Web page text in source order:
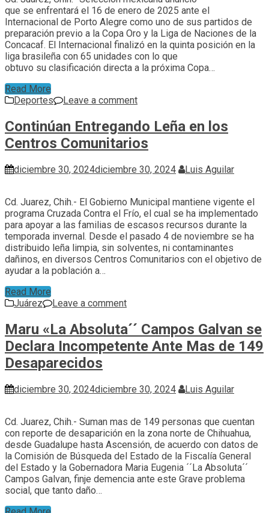
que se enfrentará el 16 de enero de 2025 ante el
Internacional de Porto Alegre como uno de sus partidos de
preparación previo a la Copa Oro y la Liga de Naciones de la
Concacaf. El Internacional finalizó en la quinta posición en la
liga brasileña con 65 unidades con lo que
obtuvo su clasificación directa a la próxima Copa…
Read More
Deportes
Leave a comment
Continúan Entregando Leña en los
Centros Comunitarios
diciembre 30, 2024diciembre 30, 2024 Luis Aguilar
Cd. Juarez, Chih.- El Gobierno Municipal mantiene vigente el
programa Cruzada Contra el Frío, el cual se ha implementado
para apoyar a las familias de escasos recursos durante la
temporada invernal. Desde el pasado 4 de noviembre se ha
distribuido leña limpia, sin solventes, ni contaminantes
dañinos, en diversos Centros Comunitarios con el objetivo de
ayudar a la población a…
Read More
Juárez
Leave a comment
Maru «La Absoluta´´ Campos Galvan se
Declara Incompetente Ante Mas de 149
Desaparecidos
diciembre 30, 2024diciembre 30, 2024 Luis Aguilar
Cd. Juarez, Chih.- Suman mas de 149 personas que cuentan
con reporte de desaparición en la zona norte de Chihuahua,
desde Guadalupe hasta Ascensión, de acuerdo con datos de
la Comisión de Búsqueda del Estado de la Fiscalía General
del Estado y la Gobernadora Maria Eugenia ´´La Absoluta´´
Campos Galvan, finje demencia ante este Grave problema
social, que tanto daño…